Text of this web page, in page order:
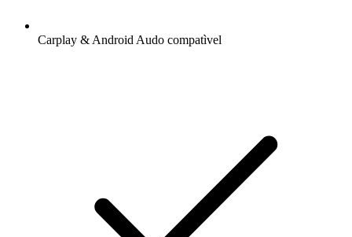
Carplay & Android Audo compatìvel